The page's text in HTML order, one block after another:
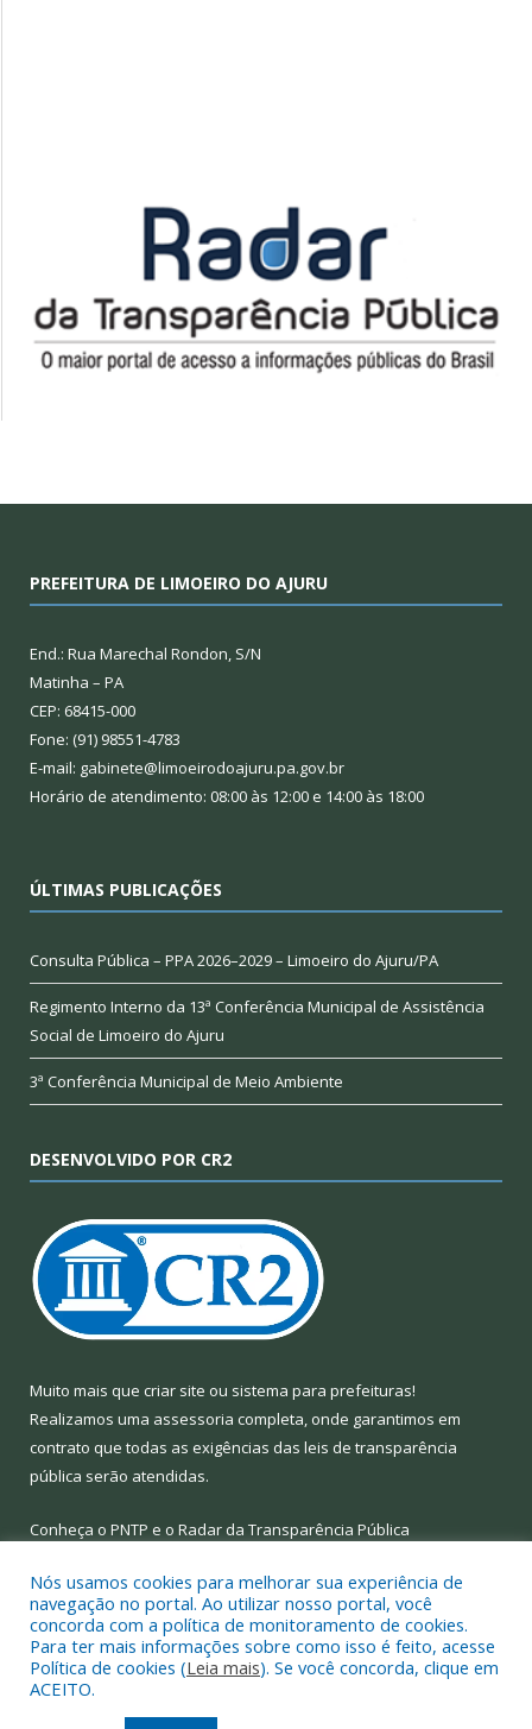
PREFEITURA DE LIMOEIRO DO AJURU
End.: Rua Marechal Rondon, S/N
Matinha – PA
CEP: 68415-000
Fone: (91) 98551-4783
E-mail: gabinete@limoeirodoajuru.pa.gov.br
Horário de atendimento: 08:00 às 12:00 e 14:00 às 18:00
ÚLTIMAS PUBLICAÇÕES
Consulta Pública – PPA 2026–2029 – Limoeiro do Ajuru/PA
Regimento Interno da 13ª Conferência Municipal de Assistência
Social de Limoeiro do Ajuru
3ª Conferência Municipal de Meio Ambiente
DESENVOLVIDO POR CR2
Muito mais que criar site ou sistema para prefeituras!
Realizamos uma assessoria completa, onde garantimos em
contrato que todas as exigências das leis de transparência
pública serão atendidas.
Conheça o PNTP e o Radar da Transparência Pública
Todos os direitos reservados a Prefeitura Municipal de Limoeiro
do Ajuru.
Nós usamos cookies para melhorar sua experiência de
navegação no portal. Ao utilizar nosso portal, você
concorda com a política de monitoramento de cookies.
Para ter mais informações sobre como isso é feito, acesse
Política de cookies (Leia mais). Se você concorda, clique em
ACEITO.